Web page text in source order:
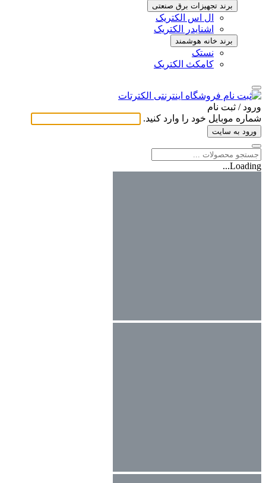
برند تجهیزات برق صنعتی
ال اس الکتریک
اشنایدر الکتریک
برند خانه هوشمند
نستک
کامکث الکتریک
ورود / ثبت ‌نام
شماره موبایل خود را وارد کنید.
ورود به سایت
Loading...